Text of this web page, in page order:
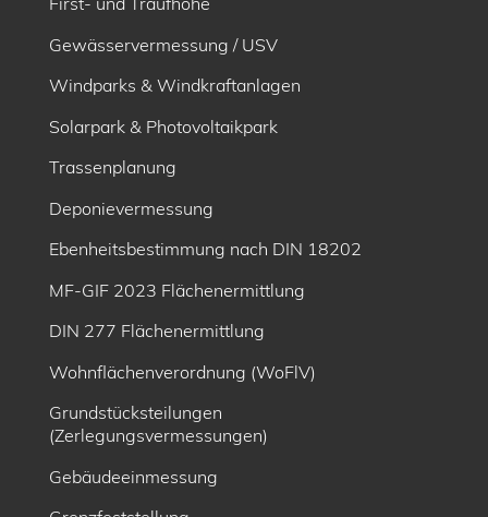
Gewässervermessung / USV
Windparks & Windkraftanlagen
Solarpark & Photovoltaikpark
Trassenplanung
Deponievermessung
Ebenheitsbe­stimmung nach DIN 18202
MF-GIF 2023 Flächenermittlung
DIN 277 Flächenermittlung
Wohnflächenverordnung (WoFlV)
Grundstücksteilungen
(Zerlegungsvermessungen)
Gebäudeeinmessung